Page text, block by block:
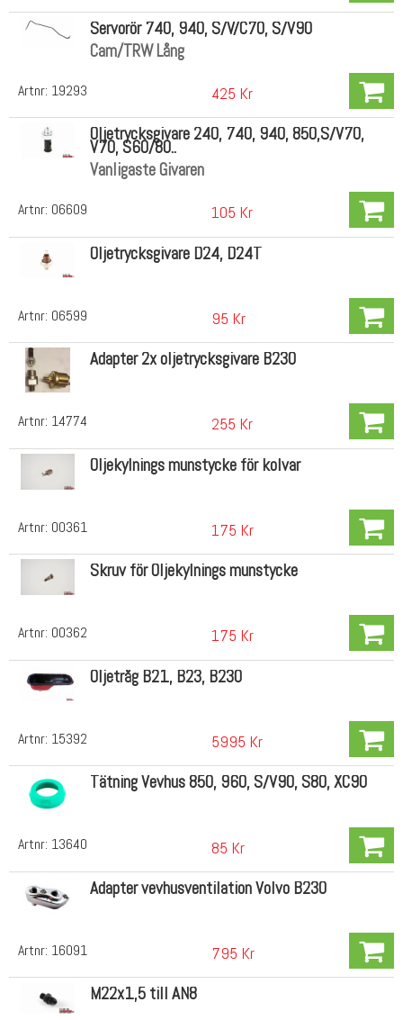
Artnr: 19293
Servorör 740, 940, S/V/C70, S/V90
Cam/TRW Lång
425 Kr
Artnr: 06609
Oljetrycksgivare 240, 740, 940, 850,S/V70,
V70, S60/80..
Vanligaste Givaren
105 Kr
Artnr: 06599
Oljetrycksgivare D24, D24T
95 Kr
Artnr: 14774
Adapter 2x oljetrycksgivare B230
255 Kr
Artnr: 00361
Oljekylnings munstycke för kolvar
175 Kr
Artnr: 00362
Skruv för Oljekylnings munstycke
175 Kr
Artnr: 15392
Oljetråg B21, B23, B230
5995 Kr
Artnr: 13640
Tätning Vevhus 850, 960, S/V90, S80, XC90
85 Kr
Artnr: 16091
Adapter vevhusventilation Volvo B230
795 Kr
M22x1,5 till AN8